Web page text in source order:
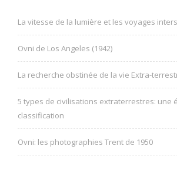
La vitesse de la lumière et les voyages
Ovni de Los Angeles (1942)
La recherche obstinée de la vie Extra-
5 types de civilisations extraterrestres: une
classification
Ovni: les photographies Trent de 1950